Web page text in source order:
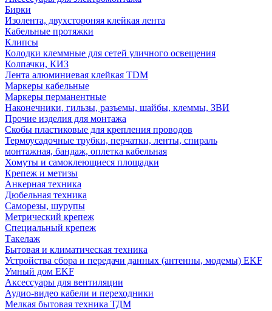
Бирки
Изолента, двухстороняя клейкая лента
Кабельные протяжки
Клипсы
Колодки клеммные для сетей уличного освещения
Колпачки, КИЗ
Лента алюминиевая клейкая TDM
Маркеры кабельные
Маркеры перманентные
Наконечники, гильзы, разъемы, шайбы, клеммы, ЗВИ
Прочие изделия для монтажа
Скобы пластиковые для крепления проводов
Термоусадочные трубки, перчатки, ленты, спираль
монтажная, бандаж, оплетка кабельная
Хомуты и самоклеющиеся площадки
Крепеж и метизы
Анкерная техника
Дюбельная техника
Саморезы, шурупы
Метрический крепеж
Специальный крепеж
Такелаж
Бытовая и климатическая техника
Устройства сбора и передачи данных (антенны, модемы) EKF
Умный дом EKF
Аксессуары для вентиляции
Аудио-видео кабели и переходники
Мелкая бытовая техника ТДМ